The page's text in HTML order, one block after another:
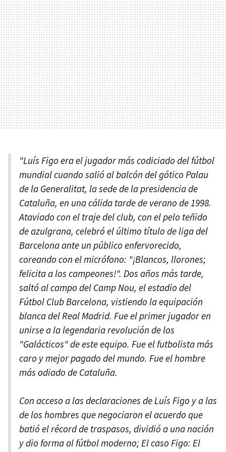
"Luís Figo era el jugador más codiciado del fútbol
mundial cuando salió al balcón del gótico Palau
de la Generalitat, la sede de la presidencia de
Cataluña, en una cálida tarde de verano de 1998.
Ataviado con el traje del club, con el pelo teñido
de azulgrana, celebró el último título de liga del
Barcelona ante un público enfervorecido,
coreando con el micrófono: "¡Blancos, llorones;
felicita a los campeones!". Dos años más tarde,
saltó al campo del Camp Nou, el estadio del
Fútbol Club Barcelona, vistiendo la equipación
blanca del Real Madrid. Fue el primer jugador en
unirse a la legendaria revolución de los
"Galácticos" de este equipo. Fue el futbolista más
caro y mejor pagado del mundo. Fue el hombre
más odiado de Cataluña.
Con acceso a las declaraciones de Luís Figo y a las
de los hombres que negociaron el acuerdo que
batió el récord de traspasos, dividió a una nación
y dio forma al fútbol moderno; El caso Figo: El